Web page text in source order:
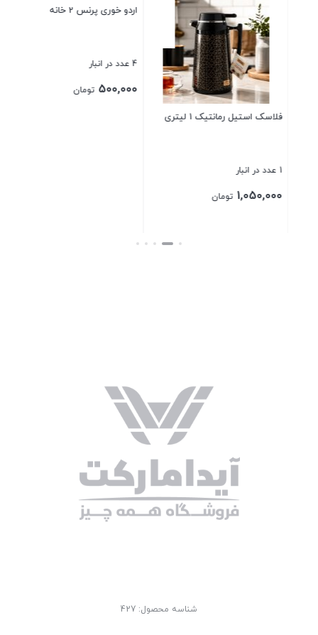
اردو خوری پرنس 2 خانه
4 عدد در انبار
500,000 تومان
شناسه محصول: 427